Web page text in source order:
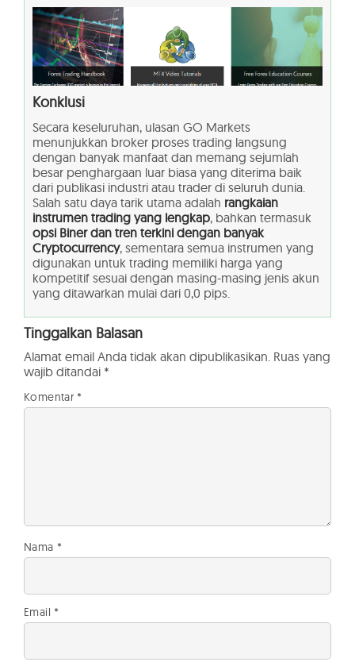
Konklusi
Secara keseluruhan, ulasan GO Markets
menunjukkan broker proses trading langsung
dengan banyak manfaat dan memang sejumlah
besar penghargaan luar biasa yang diterima baik
dari publikasi industri atau trader di seluruh dunia.
Salah satu daya tarik utama adalah rangkaian
instrumen trading yang lengkap, bahkan termasuk
opsi Biner dan tren terkini dengan banyak
Cryptocurrency, sementara semua instrumen yang
digunakan untuk trading memiliki harga yang
kompetitif sesuai dengan masing-masing jenis akun
yang ditawarkan mulai dari 0,0 pips.
Tinggalkan Balasan
Alamat email Anda tidak akan dipublikasikan. Ruas yang
wajib ditandai *
Komentar *
Nama *
Email *